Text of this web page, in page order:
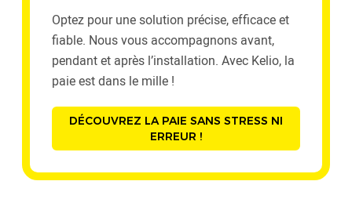
Optez pour une solution précise, efficace et
fiable. Nous vous accompagnons avant,
pendant et après l’installation. Avec Kelio, la
paie est dans le mille !
DÉCOUVREZ LA PAIE SANS STRESS NI
ERREUR !